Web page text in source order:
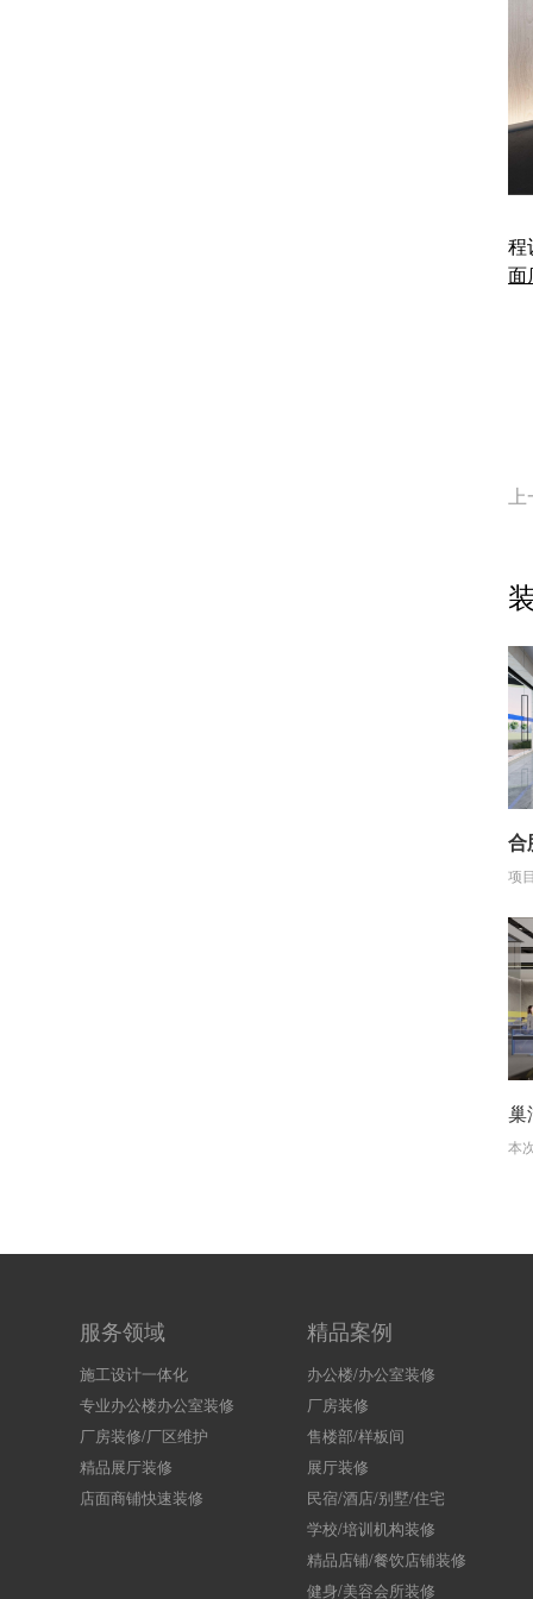
程
面
上
服务领域
施工设计一体化
专业办公楼办公室装修
厂房装修/厂区维护
精品展厅装修
店面商铺快速装修
精品案例
办公楼/办公室装修
厂房装修
售楼部/样板间
展厅装修
民宿/酒店/别墅/住宅
学校/培训机构装修
精品店铺/餐饮店铺装修
健身/美容会所装修